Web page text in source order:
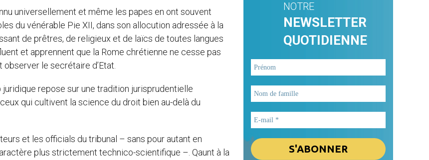
universellement et même les papes en ont souvent
du vénérable Pie XII, dans son allocution adressée à la
de prêtres, de religieux et de laïcs de toutes langues
et apprennent que la Rome chrétienne ne cesse pas
le secrétaire d’Etat.
juridique repose sur une tradition jurisprudentielle
qui cultivent la science du droit bien au-delà du
et les officials du tribunal – sans pour autant en
plus strictement technico-scientifique –. Qaunt à la
NOTRE
NEWSLETTER
QUOTIDIENNE